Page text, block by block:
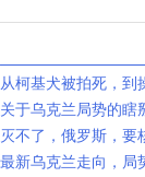
关于乌克兰局势的瞎
灭不了，俄罗斯，要